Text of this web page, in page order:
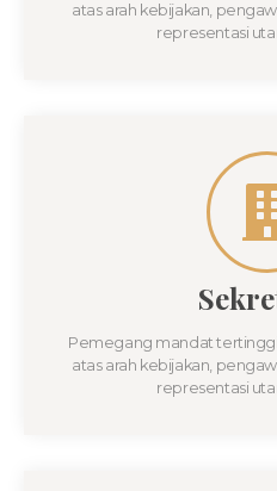
atas arah kebijakan,
representasi
Pemegang mandat
atas arah kebijakan,
representasi